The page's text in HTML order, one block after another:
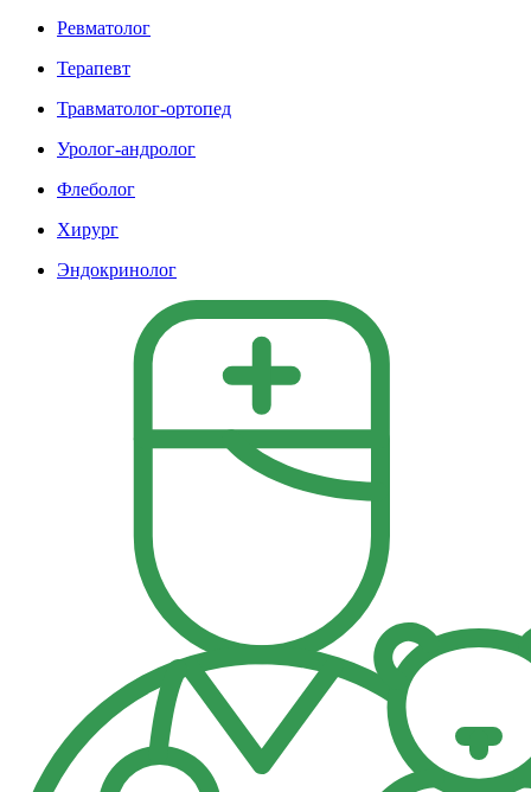
Ревматолог
Терапевт
Травматолог-ортопед
Уролог-андролог
Флеболог
Хирург
Эндокринолог